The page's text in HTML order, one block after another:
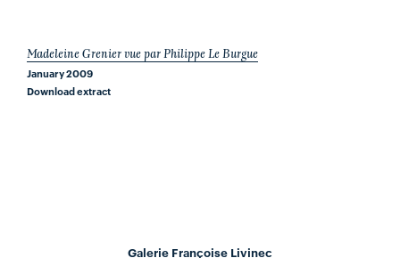
Madeleine Grenier vue par Philippe Le Burgue
January 2009
Download extract
Galerie Françoise Livinec